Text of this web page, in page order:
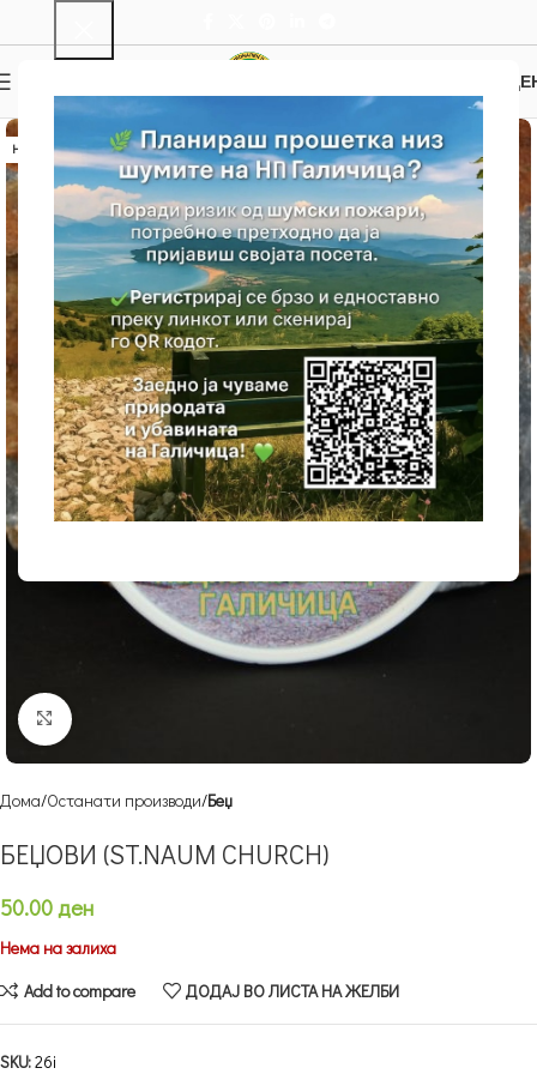
НЕМА ЗАЛИХА
Кликнете за зголемување
Дома Останати производи Беџ
БЕЏОВИ (ST.NAUM CHURCH)
50.00ден
Нема на залиха
Add to compare
ДОДАЈ ВО ЛИСТА НА ЖЕЛБИ
SKU:26i